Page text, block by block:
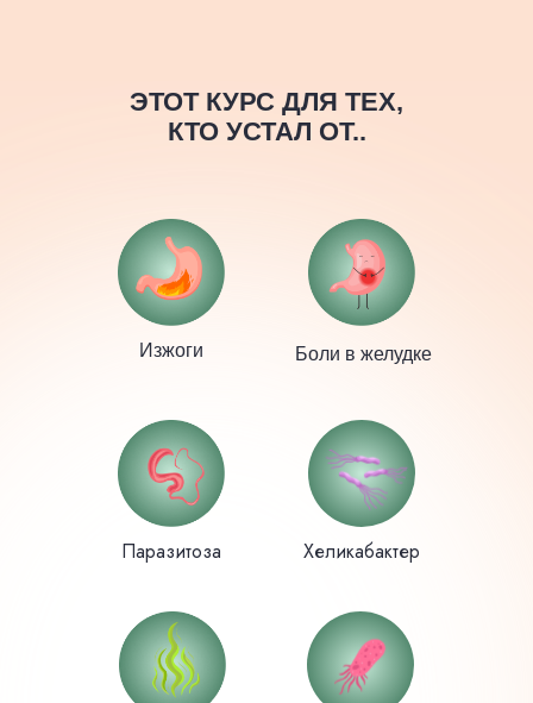
ЭТОТ КУРС ДЛЯ ТЕХ,
КТО УСТАЛ ОТ..
Хеликабактер
Паразитоза
Изжоги Боли в желудке